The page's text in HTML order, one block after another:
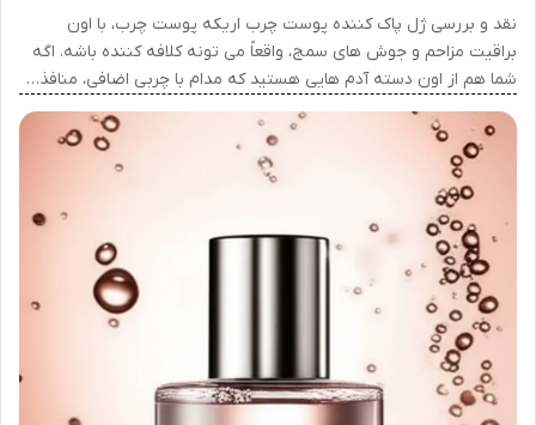
نقد و بررسی ژل پاک کننده پوست چرب اریکه پوست چرب، با اون
براقیت مزاحم و جوش های سمج، واقعاً می تونه کلافه کننده باشه. اگه
شما هم از اون دسته آدم هایی هستید که مدام با چربی اضافی، منافذ…